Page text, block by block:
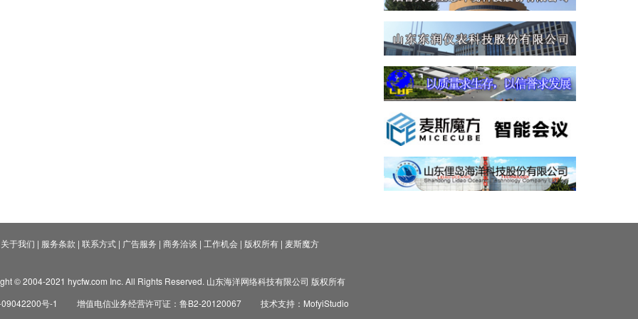
关于我们 | 服务条款 | 联系方式| 广告服务 | 商务洽谈 | 工作机会| 版权所有| 麦斯魔方
© 2004-2021 hycfw.com Inc. All Rights Reserved. 山东海洋网络科技有限公司 版权所有
号-1
增值电信业务经营许可证：鲁B2-20120067 技术支持：MofyiStudio